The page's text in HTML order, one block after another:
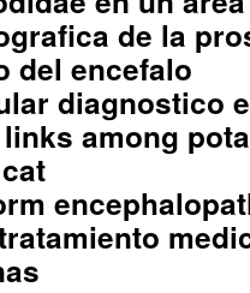
de la
del encefalo
diagnostico
among